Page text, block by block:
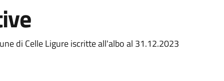
di Celle Ligure iscritte all'albo al 31.12.2023